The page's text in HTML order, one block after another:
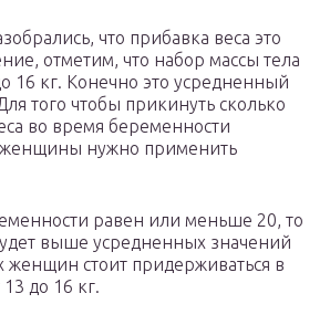
что прибавка веса это
отметим, что набор массы тела
16 кг. Конечно это усредненный
того чтобы прикинуть сколько
во время беременности
женщины нужно применить
равен или меньше 20, то
выше усредненных значений
женщин стоит придерживаться в
до 16 кг.